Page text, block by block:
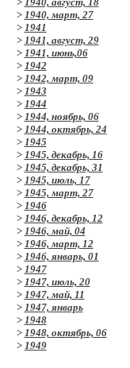
> 1940, март, 27
> 1941
> 1941, август, 29
> 1941, июнь,06
> 1942
> 1942, март, 09
> 1943
> 1944
> 1944, ноябрь, 06
> 1944, октябрь, 24
> 1945
> 1945, декабрь, 16
> 1945, декабрь, 31
> 1945, июль, 17
> 1945, март, 27
> 1946
> 1946, декабрь, 12
> 1946, май, 04
> 1946, март, 12
> 1946, январь, 01
> 1947
> 1947, июль, 20
> 1947, май, 11
> 1947, январь
> 1948
> 1948, октябрь, 06
> 1949